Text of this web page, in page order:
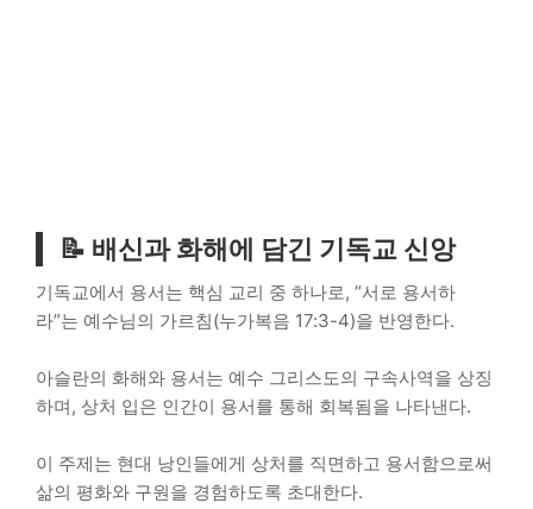
📝 배신과 화해에 담긴 기독교 신앙
기독교에서 용서는 핵심 교리 중 하나로, “서로 용서하
라”는 예수님의 가르침(누가복음 17:3-4)을 반영한다.
아슬란의 화해와 용서는 예수 그리스도의 구속사역을 상징
하며, 상처 입은 인간이 용서를 통해 회복됨을 나타낸다.
이 주제는 현대 낭인들에게 상처를 직면하고 용서함으로써
삶의 평화와 구원을 경험하도록 초대한다.